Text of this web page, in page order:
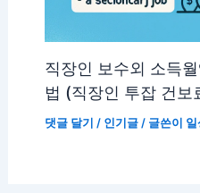
직장인 보수외 소득
법 (직장인 투잡 건보
댓글 달기 / 인기글/ 글쓴이 일